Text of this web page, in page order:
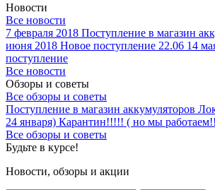
Новости
Все новости
7 февраля 2018 Поступление в магазин
июня 2018 Новое поступление 22.06 14
поступление
Все новости
Обзоры и советы
Все обзоры и советы
Поступление в магазин аккумуляторов
24 января) Карантин!!!!! ( но мы
Все обзоры и советы
Будьте в курсе!
Новости, обзоры и акции